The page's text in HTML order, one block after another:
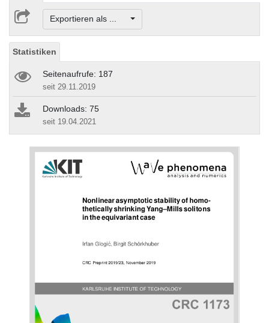
Exportieren als ...
Statistiken
Seitenaufrufe: 187
seit 29.11.2019
Downloads: 75
seit 19.04.2021